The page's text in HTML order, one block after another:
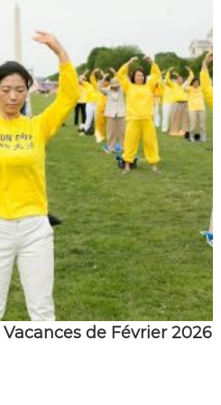
de Février 2026